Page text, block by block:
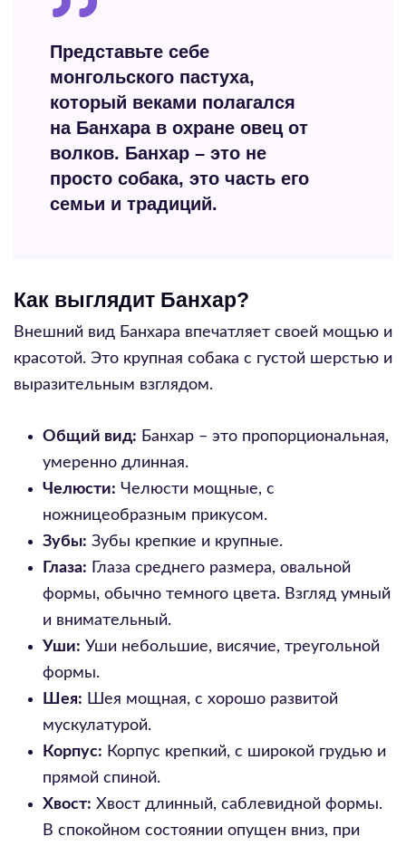
Представьте себе
монгольского пастуха,
который веками полагался
на Банхара в охране овец от
волков. Банхар – это не
просто собака, это часть его
семьи и традиций.
Как выглядит Банхар?
Внешний вид Банхара впечатляет своей мощью и
красотой. Это крупная собака с густой шерстью и
выразительным взглядом.
Общий вид: Банхар – это пропорциональная,
умеренно длинная.
Челюсти: Челюсти мощные, с
ножницеобразным прикусом.
Зубы: Зубы крепкие и крупные.
Глаза: Глаза среднего размера, овальной
формы, обычно темного цвета. Взгляд умный
и внимательный.
Уши: Уши небольшие, висячие, треугольной
формы.
Шея: Шея мощная, с хорошо развитой
мускулатурой.
Корпус: Корпус крепкий, с широкой грудью и
прямой спиной.
Хвост: Хвост длинный, саблевидной формы.
В спокойном состоянии опущен вниз, при